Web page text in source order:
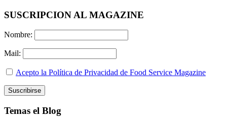
SUSCRIPCION AL MAGAZINE
Nombre:
Mail:
Acepto la Política de Privacidad de Food Service Magazine
Temas el Blog